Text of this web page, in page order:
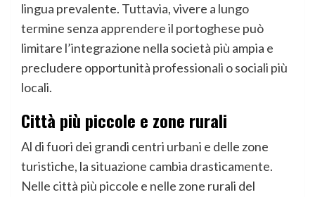
lingua prevalente. Tuttavia, vivere a lungo
termine senza apprendere il portoghese può
limitare l’integrazione nella società più ampia e
precludere opportunità professionali o sociali più
locali.
Città più piccole e zone rurali
Al di fuori dei grandi centri urbani e delle zone
turistiche, la situazione cambia drasticamente.
Nelle città più piccole e nelle zone rurali del